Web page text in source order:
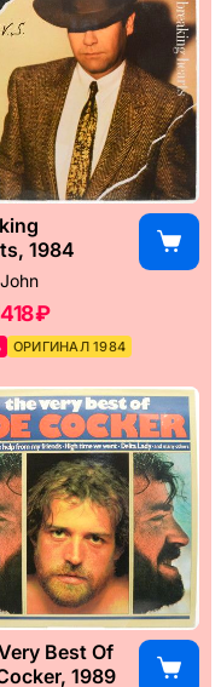
1984
₽
ОРИГИНАЛ 1984
Best Of
1989